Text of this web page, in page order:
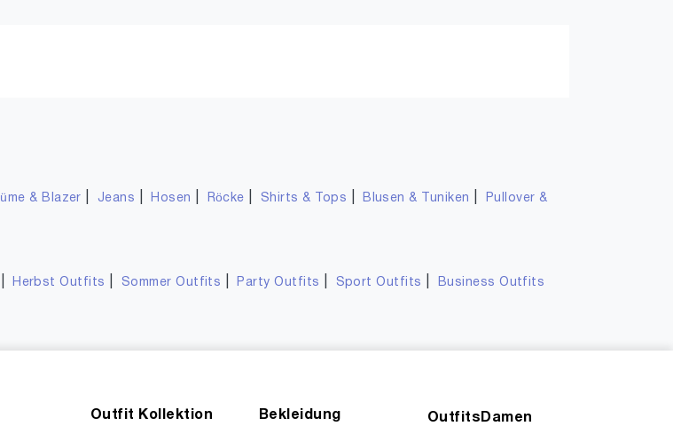
& Blazer Jeans Hosen Röcke Shirts & Tops Blusen & Tuniken
Pullover &
Herbst Outfits Sommer Outfits Party Outfits Sport Outfits Business Outfits
Outfit Kollektion Bekleidung OutfitsDamen